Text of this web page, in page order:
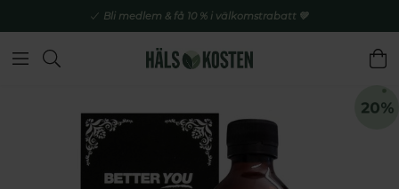
Bli medlem & få 10 % i välkomstrabatt 💚